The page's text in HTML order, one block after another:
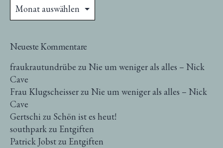
Neueste Kommentare
fraukrautundrübe zu Nie um weniger als alles – Nick
Cave
Frau Klugscheisserzu Nie um weniger als alles – Nick
Cave
Gertschi zu Schön ist es heut!
southparkzu Entgiften
Patrick Jobstzu Entgiften